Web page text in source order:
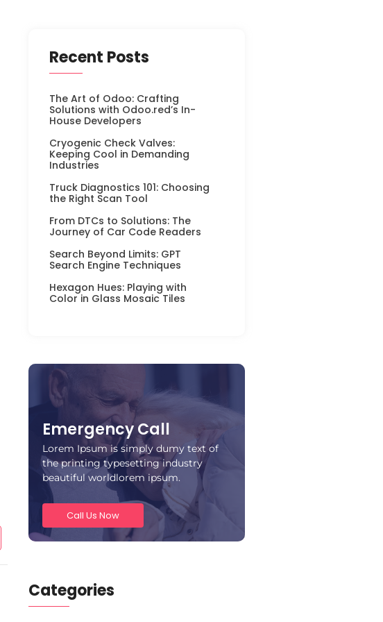
Recent Posts
The Art of Odoo: Crafting
Solutions with Odoo.red’s In-
House Developers
Cryogenic Check Valves:
Keeping Cool in Demanding
Industries
Truck Diagnostics 101: Choosing
the Right Scan Tool
From DTCs to Solutions: The
Journey of Car Code Readers
Search Beyond Limits: GPT
Search Engine Techniques
Hexagon Hues: Playing with
Color in Glass Mosaic Tiles
Emergency Call
Lorem Ipsum is simply dumy text of
the printing typesetting industry
beautiful worldlorem ipsum.
Call Us Now
Categories